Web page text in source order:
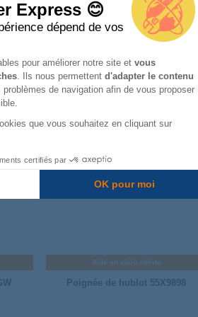
Express 😊
dépend de vos
du
pour améliorer notre site et vous
. Ils nous permettent d'adapter le contenu
de navigation afin de vous proposer
que vous souhaitez en cliquant sur
certifiés par
OK pour moi
Axeptio consent
plus de catégories
Aide en visio offerte
Poignée de hublot 55X9898